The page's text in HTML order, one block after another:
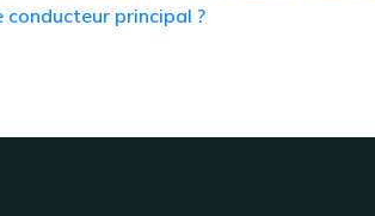
conducteur principal ?